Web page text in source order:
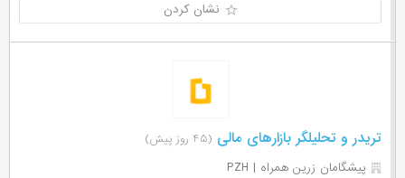
نشان کردن
تریدر و تحلیلگر بازارهای مالی (۴۵ روز پیش)
پیشگامان زرین همراه | PZH